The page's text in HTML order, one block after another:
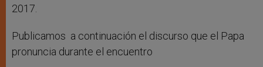
2017.
Publicamos a continuación el discurso que el Papa
pronuncia durante el encuentro